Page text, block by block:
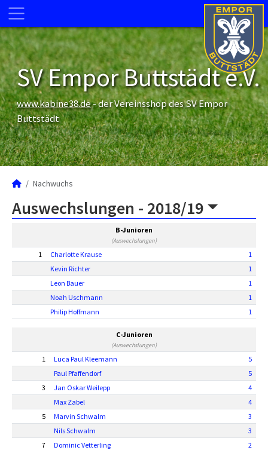
SV Empor Buttstädt e.V.
www.kabine38.de- der Vereinsshop des SV Empor
Buttstädt
Nachwuchs
Auswechslungen - 2018/19
B-Junioren
(Auswechslungen)
1 Charlotte Krause
1
Kevin Richter
1
Leon Bauer
1
Noah Uschmann
1
Philip Hoffmann
1
C-Junioren
(Auswechslungen)
1 Luca Paul Kleemann
5
Paul Pfaffendorf
5
3
Jan Oskar Weilepp
4
Max Zabel
4
5
Marvin Schwalm
3
Nils Schwalm
3
7
Dominic Vetterling
2